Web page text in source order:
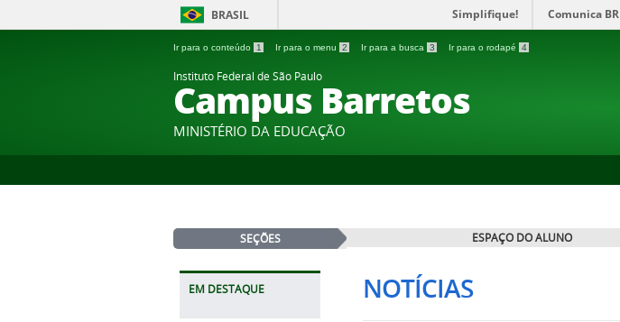
BRASIL Simplifique! Comunica BR
Ir para o conteúdo 1 Ir para o menu 2 Ir para a busca 3 Ir para o rodapé 4
Instituto Federal de São Paulo
Campus Barretos
MINISTÉRIO DA EDUCAÇÃO
SEÇÕES ESPAÇO DO ALUNO
EM DESTAQUE NOTÍCIAS